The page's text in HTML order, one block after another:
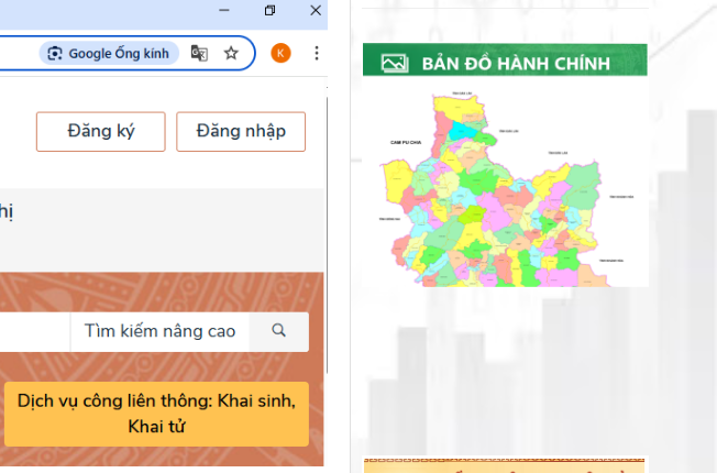
Đông Nam Á năm 2025
Phó Chủ tịch UBND tỉnh Lê Trọng
Yên chỉ đạo đẩy nhanh tiến độ giải
ngân và giải phóng mặt bằng các dự
án trọng điểm
chung cư nhà ở xã hội Tiến Lợi, xã
Tuyên Quang
dự án đầu tư xây dựng số 1 về tiến
độ giải ngân vốn đầu tư công
tình hình triển khai các dự án nghĩa
trang sinh thái, nhà hỏa táng
trình Kỳ họp thứ 7 HĐND tỉnh
Chuẩn bị chu đáo Lễ khởi công dự